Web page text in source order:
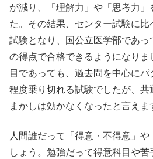
が減り、「理解力」や「思考力」
た。その結果、センター試験に
試験となり、国公立医学部であ
の得点で合格できるようになり
目であっても、過去問を中心に
程度乗り切れる試験でしたが、 共
まかしは効かなくなったと言えま
人間誰だって「得意・不得意」
しょう。勉強だって得意科目や